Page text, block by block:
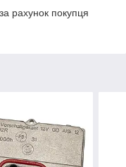
рахунок покупця